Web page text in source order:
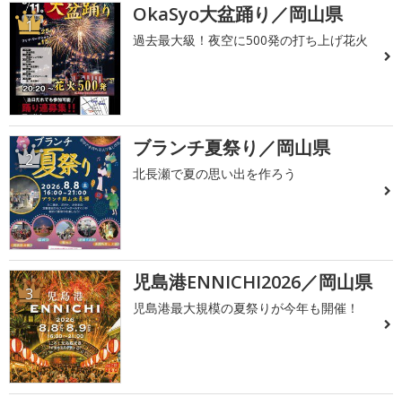
1 OkaSyo大盆踊り／岡山県
過去最大級！夜空に500発の打ち上げ花火
2 ブランチ夏祭り／岡山県
北長瀬で夏の思い出を作ろう
3 児島港ENNICHI2026／岡山県
児島港最大規模の夏祭りが今年も開催！